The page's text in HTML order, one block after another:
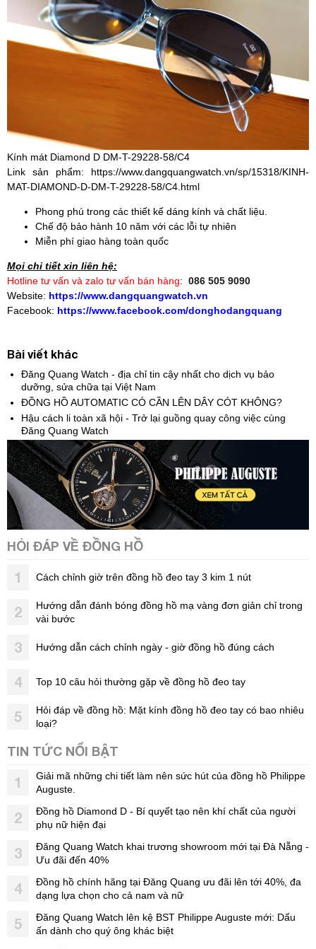
Kính mát Diamond D DM-T-29228-58/C4
Link sản phẩm: https://www.dangquangwatch.vn/sp/15318/KINH-
MAT-DIAMOND-D-DM-T-29228-58/C4.html
Phong phú trong các thiết kế dáng kính và chất liệu.
Chế độ bảo hành 10 năm với các lỗi tự nhiên
Miễn phí giao hàng toàn quốc
Mọi chi tiết xin liên hệ:
Hotline tư vấn và zalo tư vấn bán hàng: 086 505 9090
Website: https://www.dangquangwatch.vn
Facebook: https://www.facebook.com/donghodangquang
Bài viết khác
Đăng Quang Watch - địa chỉ tin cậy nhất cho dịch vụ bảo
dưỡng, sửa chữa tại Việt Nam
ĐỒNG HỒ AUTOMATIC CÓ CẦN LÊN DÂY CÓT KHÔNG?
Hậu cách li toàn xã hội - Trở lại guồng quay công việc cùng
Đăng Quang Watch
HỎI ĐÁP VỀ ĐỒNG HỒ
1 Cách chỉnh giờ trên đồng hồ đeo tay 3 kim 1 nút
2
Hướng dẫn đánh bóng đồng hồ mạ vàng đơn giản chỉ trong
vài bước
3 Hướng dẫn cách chỉnh ngày - giờ đồng hồ đúng cách
4 Top 10 câu hỏi thường gặp về đồng hồ đeo tay
5
Hỏi đáp về đồng hồ: Mặt kính đồng hồ đeo tay có bao nhiêu
loại?
TIN TỨC NỔI BẬT
1
Giải mã những chi tiết làm nên sức hút của đồng hồ Philippe
Auguste.
2
Đồng hồ Diamond D - Bí quyết tạo nên khí chất của người
phụ nữ hiện đại
3
Đăng Quang Watch khai trương showroom mới tại Đà Nẵng -
Ưu đãi đến 40%
4
Đồng hồ chính hãng tại Đăng Quang ưu đãi lên tới 40%, đa
dạng lựa chọn cho cả nam và nữ
5
Đăng Quang Watch lên kệ BST Philippe Auguste mới: Dấu
ấn dành cho quý ông khác biệt